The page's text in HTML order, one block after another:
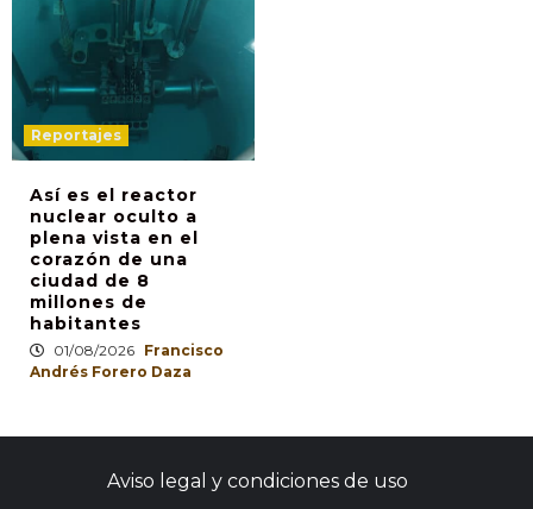
Reportajes
Así es el reactor
nuclear oculto a
plena vista en el
corazón de una
ciudad de 8
millones de
habitantes
01/08/2026 Francisco
Andrés Forero Daza
Aviso legal y condiciones de uso